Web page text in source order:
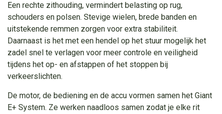
Een rechte zithouding, vermindert belasting op rug,
schouders en polsen. Stevige wielen, brede banden en
uitstekende remmen zorgen voor extra stabiliteit.
Daarnaast is het met een hendel op het stuur mogelijk het
zadel snel te verlagen voor meer controle en veiligheid
tijdens het op- en afstappen of het stoppen bij
verkeerslichten.
De motor, de bediening en de accu vormen samen het Giant
E+ System. Ze werken naadloos samen zodat je elke rit